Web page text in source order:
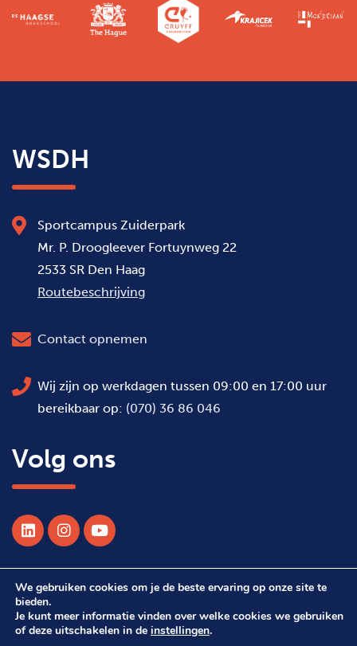
WSDH
Sportcampus Zuiderpark
Mr. P. Droogleever Fortuynweg 22
2533 SR Den Haag
Routebeschrijving
Contact opnemen
Wij zijn op werkdagen tussen 09:00 en 17:00 uur
bereikbaar op: (070) 36 86 046
Volg ons
© 2026 Alle rechten voorbehouden WSDH
We gebruiken cookies om je de beste ervaring op onze site te
bieden.
Je kunt meer informatie vinden over welke cookies we gebruiken
of deze uitschakelen in de instellingen.